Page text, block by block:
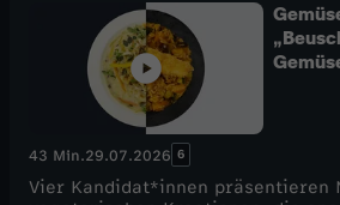
43 Min.29.07.2026 6
Vier Kandidat*innen präsentieren